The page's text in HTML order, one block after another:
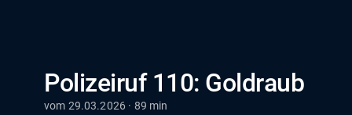
Polizeiruf 110: Goldraub
vom 29.03.2026 · 89 min